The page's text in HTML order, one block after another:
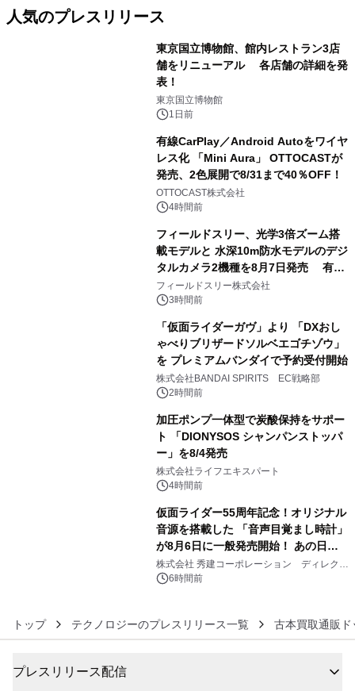
人気のプレスリリース
東京国立博物館、館内レストラン3店
舗をリニューアル 各店舗の詳細を発
表！
東京国立博物館
1日前
有線CarPlay／Android Autoをワイヤ
レス化 「Mini Aura」 OTTOCASTが
発売、2色展開で8/31まで40％OFF！
OTTOCAST株式会社
4時間前
フィールドスリー、光学3倍ズーム搭
載モデルと 水深10m防水モデルのデジ
タルカメラ2機種を8月7日発売 有効
約1300万画素、用途別に選べるコンデ
ジ新登場
フィールドスリー株式会社
3時間前
「仮面ライダーガヴ」より 「DXおし
ゃべりブリザードソルベエゴチゾウ」
を プレミアムバンダイで予約受付開始
株式会社BANDAI SPIRITS EC戦略部
2時間前
加圧ポンプ一体型で炭酸保持をサポー
ト 「DIONYSOS シャンパンストッパ
ー」を8/4発売
株式会社ライフエキスパート
4時間前
仮面ライダー55周年記念！オリジナル
音源を搭載した 「音声目覚まし時計」
が8月6日に一般発売開始！ あの日の
大興奮が今甦る
株式会社 秀建コーポレーション ディレクト
アートギャラリー
6時間前
トップ テクノロジーのプレスリリース一覧 古本買取通販
プレスリリース配信